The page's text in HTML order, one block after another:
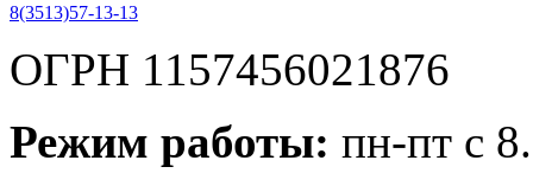
8(3513)57-13-13
ОГРН 1157456021876
Режим работы: пн-пт с